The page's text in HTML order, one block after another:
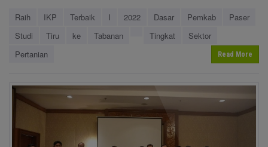
Raih IKP Terbaik I 2022 Dasar Pemkab
Paser
Studi
Tiru ke Tabanan Tingkat
Sektor
Pertanian
Read More